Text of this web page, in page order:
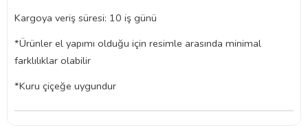
Kargoya veriş süresi: 10 iş günü
*Ürünler el yapımı olduğu için resimle arasında minimal
farklılıklar olabilir
*Kuru çiçeğe uygundur